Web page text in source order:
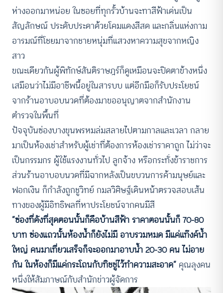
ห่างออกมาหน่อย ในซอยที่ทุกรั้วบ้านจะทาสีฟ้าเด่นเป็น
สัญลักษณ์ ประดับประดาด้วยโคมแดงสีสด และกลิ่นแห่งกาม
อารมณ์ที่โชยมาจากชายหนุ่มที่แสวงหาความสุขจากหญิง
สาว
ขณะเดียวกันผู้พิทักษ์สันติราษฎร์ก็ดูเหมือนจะปิดตาข้างหนึ่ง
เสมือนว่าไม่มีอาชีพนี้อยู่ในสารบบ แต่อีกมือก็รับประโยชน์
จากร้านอาบอบนวดที่ต้องมาขออนุญาตจากสำนักงาน
ตำรวจในพื้นที่
ปัจจุบันซ่องบางขุนพรหมล่มสลายไปตามกาลและเวลา กลาย
มาเป็นห้องเช่าสำหรับผู้เช่าที่ต้องการห้องเช่าราคาถูก ไม่ว่าจะ
เป็นกรรมกร ผู้ใช้แรงงานทั่วไป ลูกจ้าง หรือกระทั่งข้าราชการ
ส่วนร้านอาบอบนวดที่มีฉากหลังเป็นขบวนการค้ามนุษย์และ
ฟอกเงิน ก็กำลังถูกชูวิทย์ กมลวิศิษฐ์เดินหน้าตรวจสอบเส้น
ทางของผู้มีอิทธิพลที่หาประโยชน์จากคนมีสี
“ซ่องที่ดังที่สุดตอนนั้นก็คือบ้านสีฟ้า ราคาตอนนั้นก็ 70-80
บาท ซ่องแถวนั้นห้องน้ำก็ยังไม่มี อาบรวมหมด มีแค่แท๊งค์น้ำ
ใหญ่ คนมาเที่ยวเสร็จก็จะออกมาอาบน้ำ 20-30 คน ไม่อาย
กัน ในห้องก็มีแค่กระโถนกับทิชชู่ไว้ทำความสะอาด” คุณลุงคน
หนึ่งให้สัมภาษณ์กับสำนักข่าวผู้จัดการ